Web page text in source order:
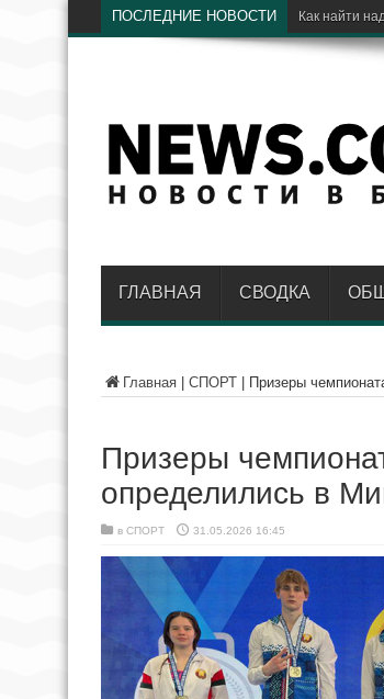
ПОСЛЕДНИЕ НОВОСТИ
ГЛАВНАЯ СВОДКА
Главная СПОРТ Призеры
Призеры
определились в
в СПОРТ 31.05.2026 16:45